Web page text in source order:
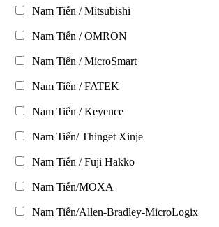
Nam Tiến / Mitsubishi
Nam Tiến / OMRON
Nam Tiến / MicroSmart
Nam Tiến / FATEK
Nam Tiến / Keyence
Nam Tiến/ Thinget Xinje
Nam Tiến / Fuji Hakko
Nam Tiến/MOXA
Nam Tiến/Allen-Bradley-MicroLogix